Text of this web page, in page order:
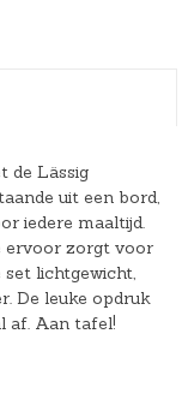
de Lässig
uit een bord,
iedere maaltijd.
ervoor zorgt voor
set lichtgewicht,
De leuke opdruk
af. Aan tafel!